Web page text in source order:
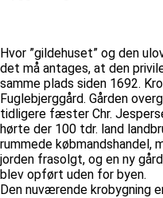
Hvor ”gildehuset” og den
det må antages, at den
samme plads siden 1692.
Fuglebjerggård. Gården
tidligere fæster Chr.
hørte der 100 tdr. land
rummede købmandshandel,
jorden frasolgt, og en ny
blev opført uden for byen.
Den nuværende krobygning